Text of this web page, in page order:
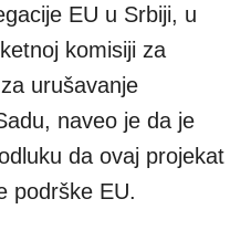
EU u Srbiji, u
komisiji za
urušavanje
naveo je da je
da ovaj projekat
podrške EU.